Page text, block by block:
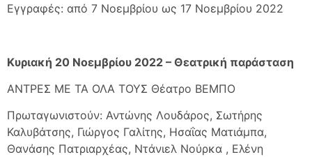
Εγγραφές: από 7 Νοεμβρίου ως 17 Νοεμβρίου 2022
Κυριακή 20 Νοεμβρίου 2022 – Θεατρική παράσταση
ΑΝΤΡΕΣ ΜΕ ΤΑ ΟΛΑ ΤΟΥΣ Θέατρο ΒΕΜΠΟ
Πρωταγωνιστούν: Αντώνης Λουδάρος, Σωτήρης
Καλυβάτσης, Γιώργος Γαλίτης, Ησαΐας Ματιάμπα,
Θανάσης Πατριαρχέας, Ντάνιελ Νούρκα , Ελένη